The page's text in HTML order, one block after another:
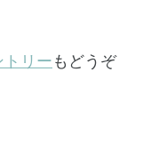
リーもどうぞ